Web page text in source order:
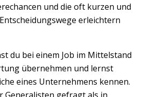
und die oft kurzen und
erleichtern
du bei einem Job im Mittelstand
übernehmen und lernst
eines Unternehmens kennen.